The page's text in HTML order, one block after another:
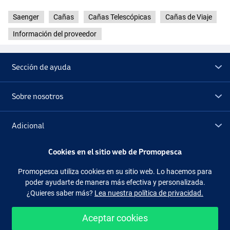
Saenger Cañas Cañas Telescópicas Cañas de Viaje
Información del proveedor
Sección de ayuda
Sobre nosotros
Adicional
Síguenos Facebook Instagram
Cookies en el sitio web de Promopesca
Promopesca utiliza cookies en su sitio web. Lo hacemos para
poder ayudarte de manera más efectiva y personalizada.
¿Quieres saber más? Lea nuestra política de privacidad.
Aceptar cookies